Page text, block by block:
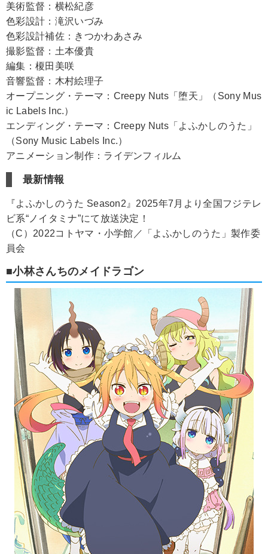
美術監督：横松紀彦
色彩設計：滝沢いづみ
色彩設計補佐：きつかわあさみ
撮影監督：土本優貴
編集：榎田美咲
音響監督：木村絵理子
オープニング・テーマ：Creepy Nuts「堕天」（Sony Mus
ic Labels Inc.）
エンディング・テーマ：Creepy Nuts「よふかしのうた」
（Sony Music Labels Inc.）
アニメーション制作：ライデンフィルム
最新情報
『よふかしのうた Season2』2025年7月より全国フジテレ
ビ系“ノイタミナ”にて放送決定！
（C）2022コトヤマ・小学館／「よふかしのうた」製作委
員会
■小林さんちのメイドラゴン